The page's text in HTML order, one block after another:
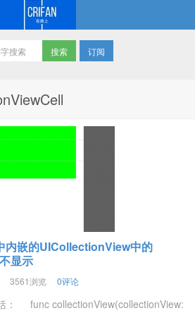
订阅
内嵌的UICollectionView中的
显示
3561浏览 0评论
： func collectionView(collectionView: